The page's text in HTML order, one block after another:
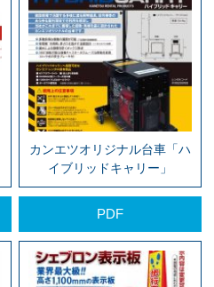
カンエツオリジナル台車「ハ
イブリッドキャリー」
PDF